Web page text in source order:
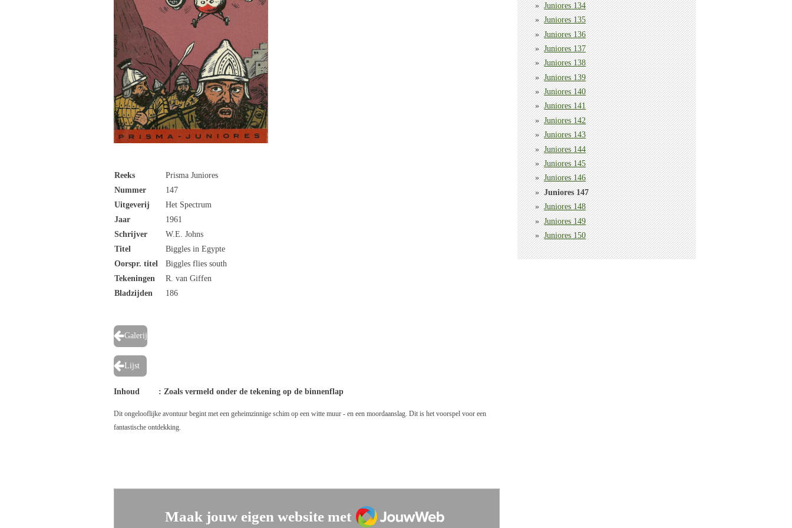
Reeks
Prisma Juniores
Nummer
147
Uitgeverij
Het Spectrum
Jaar
1961
Schrijver
W.E. Johns
Titel
Biggles in Egypte
Oorspr. titel
Biggles flies south
Tekeningen
R. van Giffen
Bladzijden
186
Galerij
Lijst
Inhoud : Zoals vermeld onder de tekening op de binnenflap
Dit ongelooflijke avontuur begint met een geheimzinnige schim op een witte muur - en een moordaanslag. Dit is het voorspel voor een
fantastische ontdekking.
Maak jouw eigen website met JouwWeb
Juniores 134
Juniores 135
Juniores 136
Juniores 137
Juniores 138
Juniores 139
Juniores 140
Juniores 141
Juniores 142
Juniores 143
Juniores 144
Juniores 145
Juniores 146
Juniores 147
Juniores 148
Juniores 149
Juniores 150